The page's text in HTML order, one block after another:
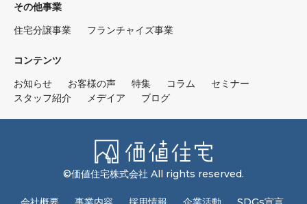
その他事業
住宅分譲事業
フランチャイズ事業
コンテンツ
お知らせ
お客様の声 特集 コラム
セミナー
スタッフ紹介
メデイア ブログ
©価値住宅株式会社 All rights reserved.